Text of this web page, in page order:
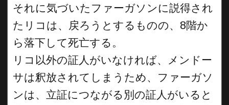
それに気づいたファーガソンに説得され
たリコは、戻ろうとするものの、8階か
ら落下して死亡する。
リコ以外の証人がいなければ、メンドー
サは釈放されてしまうため、ファーガソ
ンは、立証につながる別の証人がいると